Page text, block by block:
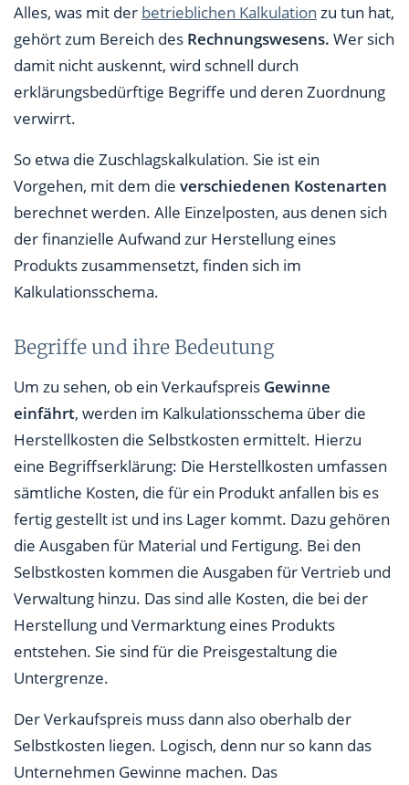
Alles, was mit der betrieblichen Kalkulation zu tun hat,
gehört zum Bereich des Rechnungswesens. Wer sich
damit nicht auskennt, wird schnell durch
erklärungsbedürftige Begriffe und deren Zuordnung
verwirrt.
So etwa die Zuschlagskalkulation. Sie ist ein
Vorgehen, mit dem die verschiedenen Kostenarten
berechnet werden. Alle Einzelposten, aus denen sich
der finanzielle Aufwand zur Herstellung eines
Produkts zusammensetzt, finden sich im
Kalkulationsschema.
Begriffe und ihre Bedeutung
Um zu sehen, ob ein Verkaufspreis Gewinne
einfährt, werden im Kalkulationsschema über die
Herstellkosten die Selbstkosten ermittelt. Hierzu
eine Begriffserklärung: Die Herstellkosten umfassen
sämtliche Kosten, die für ein Produkt anfallen bis es
fertig gestellt ist und ins Lager kommt. Dazu gehören
die Ausgaben für Material und Fertigung. Bei den
Selbstkosten kommen die Ausgaben für Vertrieb und
Verwaltung hinzu. Das sind alle Kosten, die bei der
Herstellung und Vermarktung eines Produkts
entstehen. Sie sind für die Preisgestaltung die
Untergrenze.
Der Verkaufspreis muss dann also oberhalb der
Selbstkosten liegen. Logisch, denn nur so kann das
Unternehmen Gewinne machen. Das